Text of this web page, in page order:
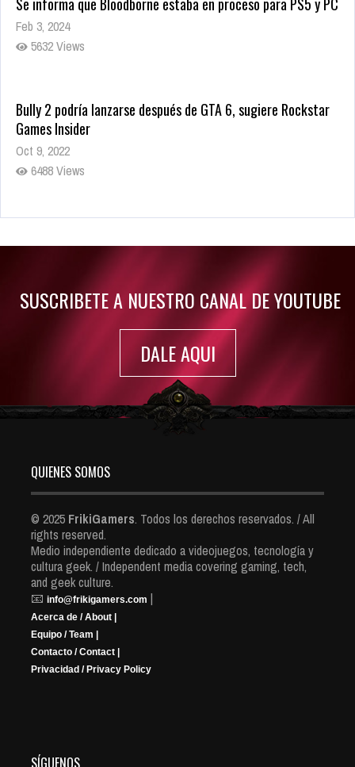
Se informa que Bloodborne estaba en proceso para PS5 y PC
Feb 3, 2024
5632 Views
Bully 2 podría lanzarse después de GTA 6, sugiere Rockstar
Games Insider
Oct 9, 2022
6488 Views
Rumor: Se filtran los primeros detalles de Resident Evil 9
SUSCRIBETE A NUESTRO CANAL DE YOUTUBE
DALE AQUI
QUIENES SOMOS
© 2025 FrikiGamers. Todos los derechos reservados. / All
rights reserved.
Medio independiente dedicado a videojuegos, tecnología y
cultura geek. / Independent media covering gaming, tech,
and geek culture.
📧 info@frikigamers.com |
Acerca de / About |
Equipo / Team |
Contacto / Contact |
Privacidad / Privacy Policy